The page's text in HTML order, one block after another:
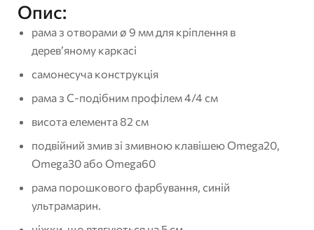
Опис:
рама з отворами ø 9 мм для кріплення в
дерев’яному каркасі
самонесуча конструкція
рама з C-подібним профілем 4/4 см
висота елемента 82 см
подвійний змив зі змивною клавішею Omega20,
Omega30 або Omega60
рама порошкового фарбування, синій
ультрамарин.